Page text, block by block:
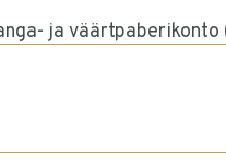
ja väärtpaberikonto